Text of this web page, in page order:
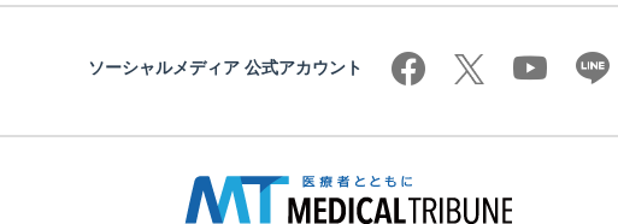
ソーシャルメディア 公式アカウント